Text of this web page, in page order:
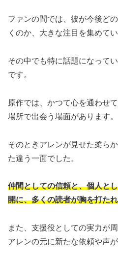
ファンの間では、彼が今後ど
くのか、大きな注目を集めてい
その中でも特に話題になって
です。
原作では、かつて心を通わせ
場所で出会う場面があります。
そのときアレンが見せた柔ら
た違う一面でした。
仲間としての信頼と、個人と
開に、多くの読者が胸を打た
また、支援役としての実力が
アレンの元に新たな依頼や声